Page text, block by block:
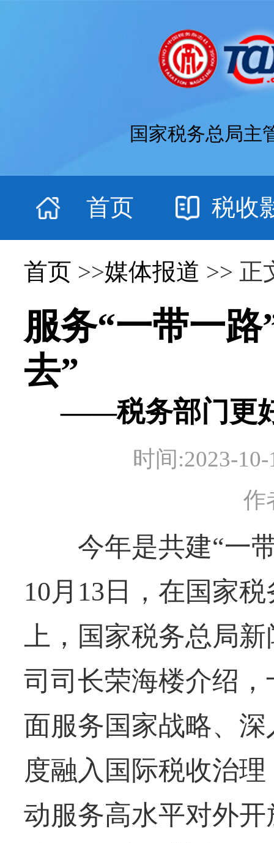
国家税务总局主
首页 税收
首页 >>媒体报道 >> 正
服务“一带一
去”
——税务部门更
时间:2023-
作
今年是共建“一带
10月13日，在国家
上，国家税务总局
司司长荣海楼介绍
面服务国家战略、
度融入国际税收治
动服务高水平对外